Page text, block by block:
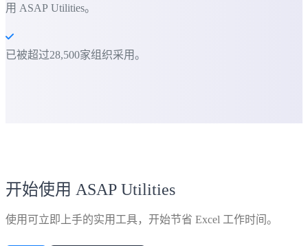
用 ASAP Utilities。
已被超过28,500家组织采用。
开始使用 ASAP Utilities
使用可立即上手的实用工具，开始节省 Excel 工作时间。